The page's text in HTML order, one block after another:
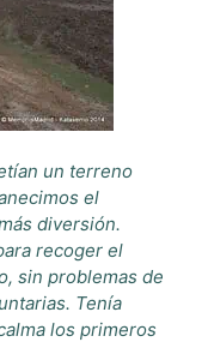
un terreno
el
diversión.
recoger el
sin problemas de
Tenía
los primeros